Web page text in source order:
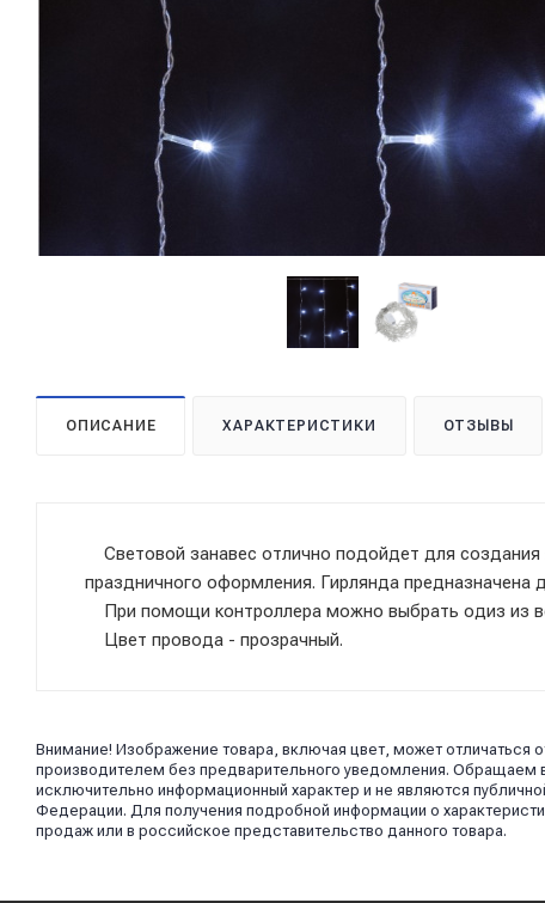
ОПИСАНИЕ ХАРАКТЕРИСТИКИ ОТЗЫВЫ
Световой занавес отлично подойдет для создания
праздничного оформления. Гирлянда предназначена
При помощи контроллера можно выбрать одиз из
Цвет провода - прозрачный.
Внимание! Изображение товара, включая цвет, может отличаться
производителем без предварительного уведомления. Обращаем
исключительно информационный характер и не являются
Федерации. Для получения подробной информации о
продаж или в российское представительство данного товара.